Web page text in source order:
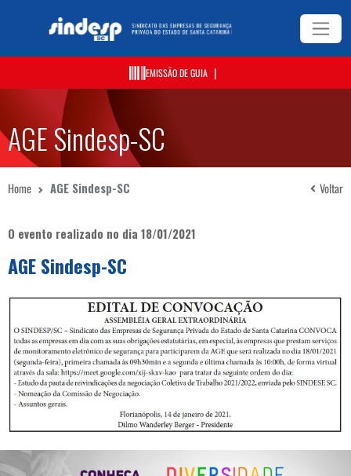
EMISSÃO DE GUIA |
AGE Sindesp-SC
Home AGE Sindesp-SC Voltar
O evento realizado no dia 18/01/2021
AGE Sindesp-SC